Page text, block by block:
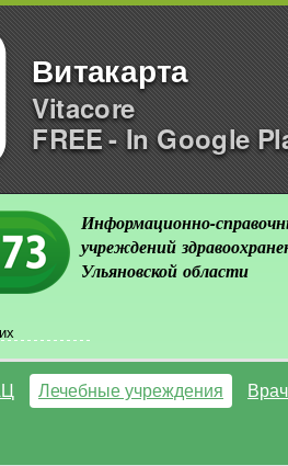
Витакарта
Vitacore
FREE - In Google
Информационно-
учреждений
Ульяновской области
Лечебные учреждения